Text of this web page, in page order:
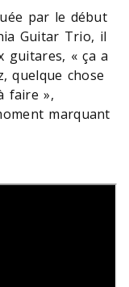
par le début
Guitar Trio, il
guitares, « ça a
quelque chose
faire »,
marquant